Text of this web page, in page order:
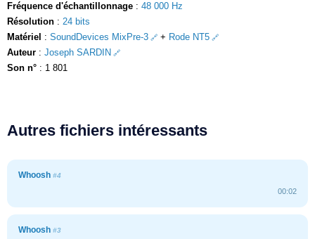
Fréquence d'échantillonnage : 48 000 Hz
Résolution : 24 bits
Matériel : SoundDevices MixPre-3 + Rode NT5
Auteur : Joseph SARDIN
Son n° : 1 801
Autres fichiers intéressants
Whoosh #4
00:02
Whoosh #3